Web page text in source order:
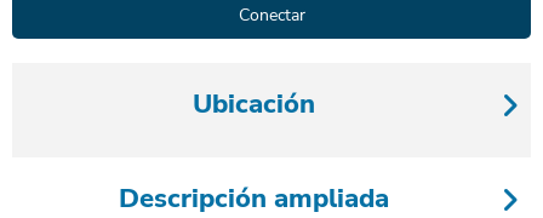
Ubicación
Descripción ampliada